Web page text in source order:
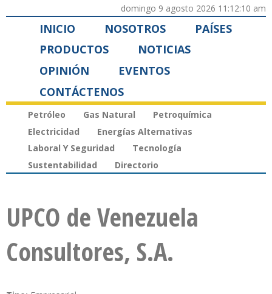
domingo 9 agosto 2026 11:12:10 am
INICIO NOSOTROS
PAÍSES
PRODUCTOS
NOTICIAS
OPINIÓN
EVENTOS
CONTÁCTENOS
Petróleo Gas Natural
Petroquímica
Electricidad
Energías Alternativas
Laboral Y Seguridad
Tecnología
Sustentabilidad
Directorio
UPCO de Venezuela
Consultores, S.A.